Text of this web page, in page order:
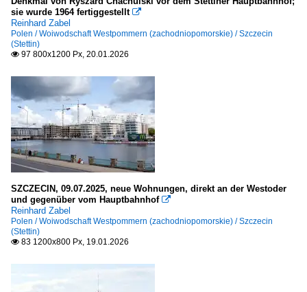
LK Göttingen: Göttingen
LK Hameln-Pyrmont: Hameln
LK Leer
Oldenburg
Nordrhein-Westfalen
Bielefeld
Bonn
Kreis Höxter
Kreis Steinfurt
Rhein-Sieg-Kreis (SU)
sie wurde 1964 fertiggestellt 
Reinhard Zabel
Polen / Woiwodschaft Westpommern (zachodniopomorskie) / Szczecin
(Stettin)
 97 800x1200 Px, 20.01.2026
SZCZECIN, 09.07.2025, neue Wohnungen, direkt an der Westoder
und gegenüber vom Hauptbahnhof 
Reinhard Zabel
Polen / Woiwodschaft Westpommern (zachodniopomorskie) / Szczecin
(Stettin)
 83 1200x800 Px, 19.01.2026